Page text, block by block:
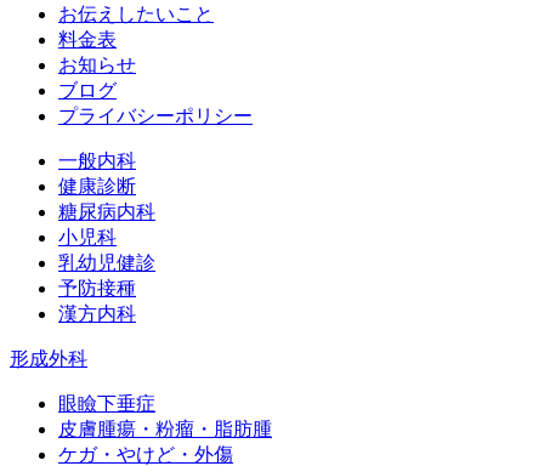
お伝えしたいこと
料金表
お知らせ
ブログ
プライバシーポリシー
一般内科
健康診断
糖尿病内科
小児科
乳幼児健診
予防接種
漢方内科
形成外科
眼瞼下垂症
皮膚腫瘍・粉瘤・脂肪腫
ケガ・やけど・外傷